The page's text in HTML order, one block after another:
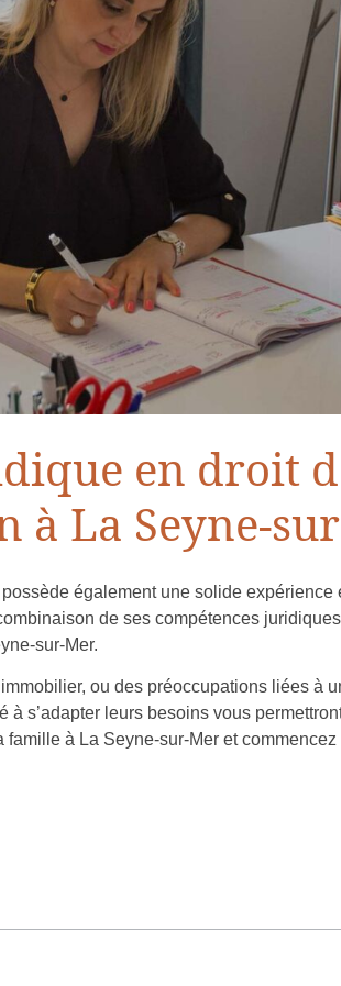
en droit
La Seyne-
également une solide
de ses compétences
sur-Mer.
ou des préoccupations liées à
s’adapter leurs besoins vous
à La Seyne-sur-Mer et